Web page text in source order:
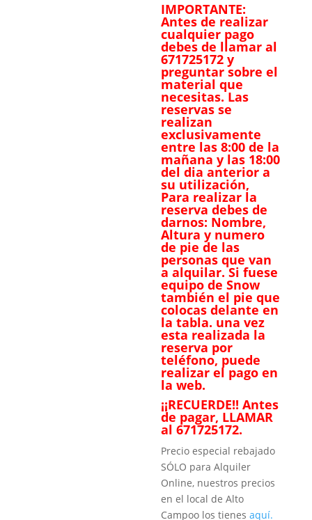
IMPORTANTE:
Antes de realizar
cualquier pago
debes de llamar al
671725172 y
preguntar sobre el
material que
necesitas. Las
reservas se
realizan
exclusivamente
entre las 8:00 de la
mañana y las 18:00
del dia anterior a
su utilización,
Para realizar la
reserva debes de
darnos: Nombre,
Altura y numero
de pie de las
personas que van
a alquilar. Si fuese
equipo de Snow
también el pie que
colocas delante en
la tabla. una vez
esta realizada la
reserva por
teléfono, puede
realizar el pago en
la web.
¡¡RECUERDE!! Antes
de pagar, LLAMAR
al 671725172.
Precio especial rebajado
SÓLO para Alquiler
Online, nuestros precios
en el local de Alto
Campoo los tienesaquí.